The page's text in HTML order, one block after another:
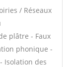
/ Réseaux
plâtre - Faux
phonique -
Isolation des